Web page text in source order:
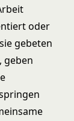
oder
gebeten
geben